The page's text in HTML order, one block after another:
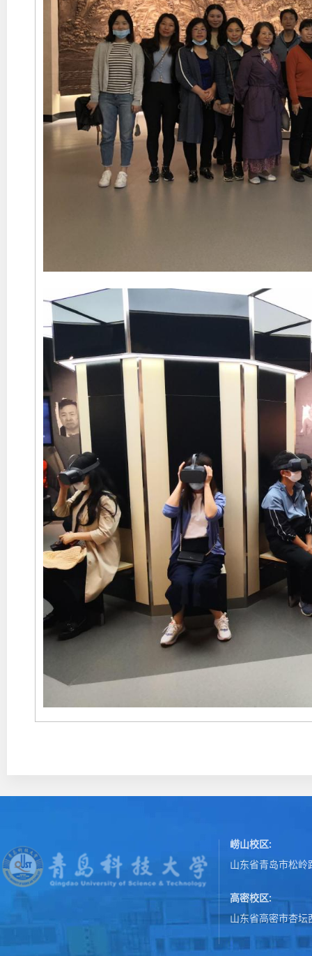
崂山校区:
山东省青岛市松岭
高密校区:
山东省高密市杏坛